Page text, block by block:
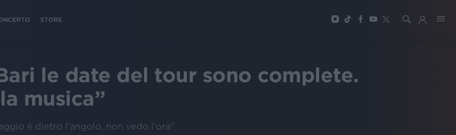
STORE
le date del tour sono complete.
musica”
è dietro l'angolo, non vedo l'ora”